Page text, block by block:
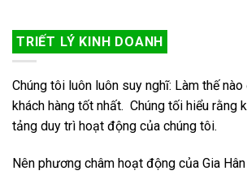
TRIẾT LÝ KINH DOANH
Chúng tôi luôn luôn suy nghĩ: Làm thế
khách hàng tốt nhất. Chúng tối hiểu rằng
tảng duy trì hoạt động của chúng tôi.
Nên phương châm hoạt động của Gia Hân